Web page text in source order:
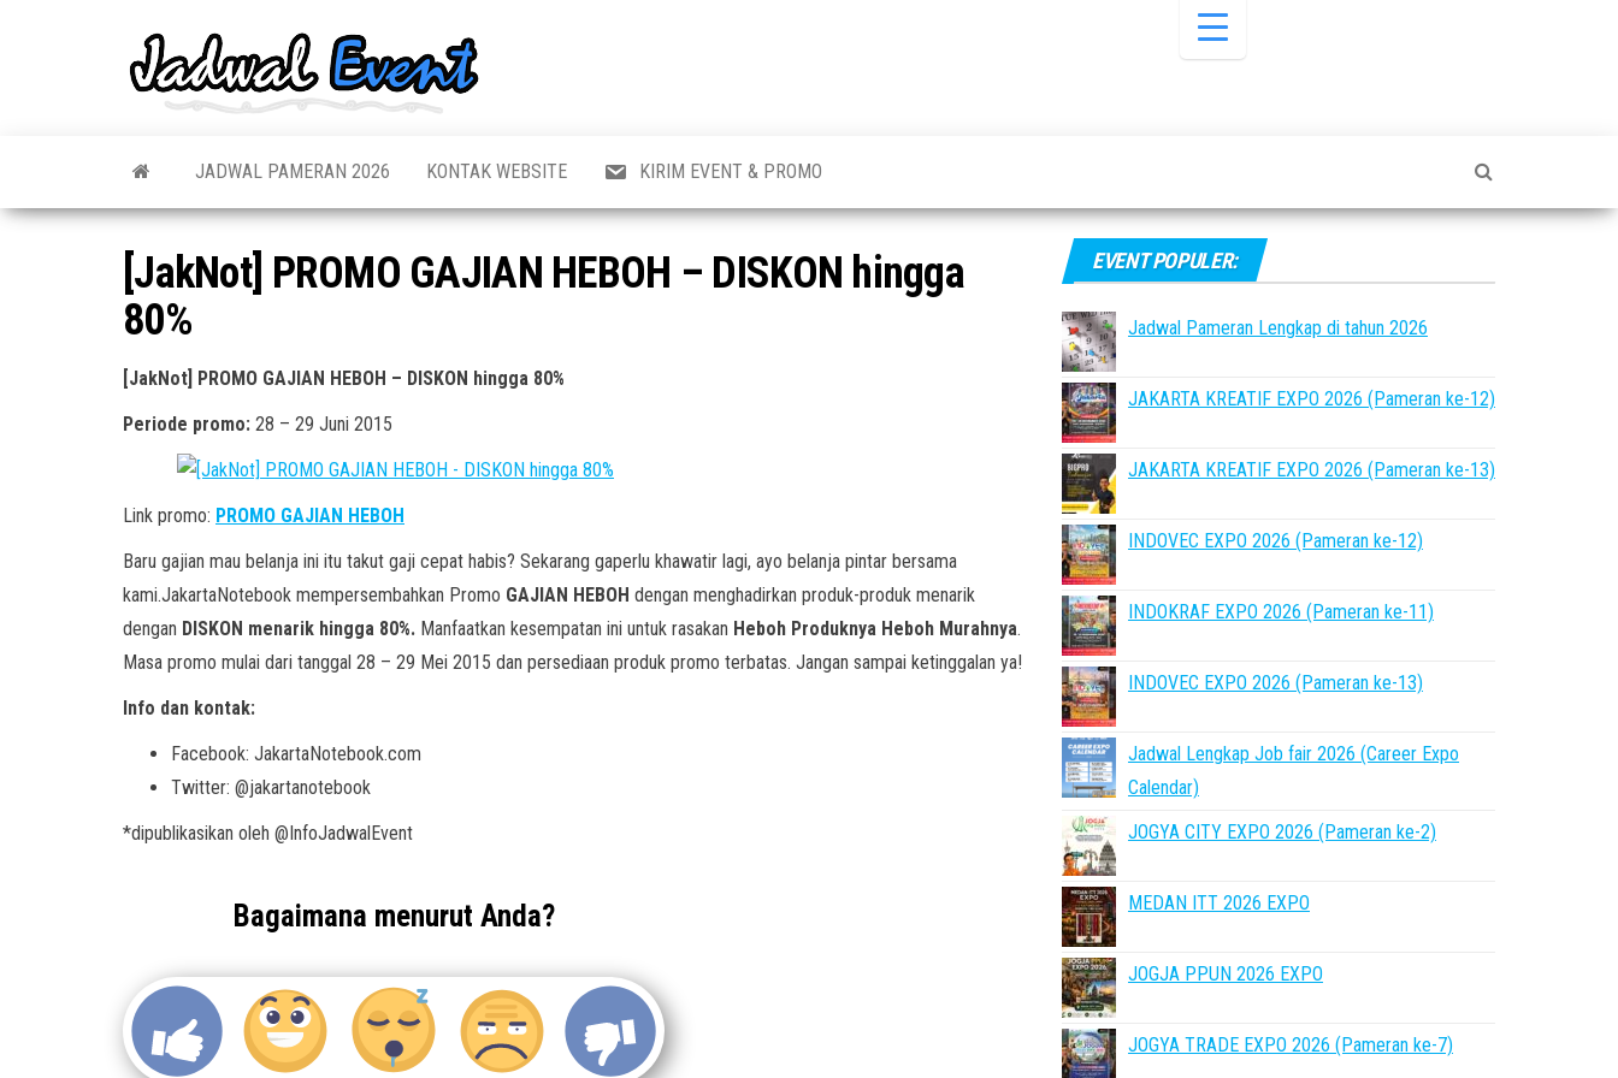
Pameran,
Acara &
Terbaru
Seminar,
Bazaar,
Job Fair,
Lomba dll.
JADWAL PAMERAN 2026 KONTAK WEBSITE KIRIM EVENT & PROMO
[JakNot] PROMO GAJIAN HEBOH – DISKON hingga
80%
[JakNot] PROMO GAJIAN HEBOH – DISKON hingga 80%
Periode promo: 28 – 29 Juni 2015
Link promo: PROMO GAJIAN HEBOH
Baru gajian mau belanja ini itu takut gaji cepat habis? Sekarang gaperlu khawatir lagi, ayo belanja pintar bersama
kami.JakartaNotebook mempersembahkan Promo GAJIAN HEBOH dengan menghadirkan produk-produk menarik
dengan DISKON menarik hingga 80%. Manfaatkan kesempatan ini untuk rasakan Heboh Produknya Heboh Murahnya.
Masa promo mulai dari tanggal 28 – 29 Mei 2015 dan persediaan produk promo terbatas. Jangan sampai ketinggalan ya!
Info dan kontak:
Facebook: JakartaNotebook.com
Twitter: @jakartanotebook
*dipublikasikan oleh @InfoJadwalEvent
Bagaimana menurut Anda?
EVENT POPULER:
Jadwal Pameran Lengkap di tahun 2026
JAKARTA KREATIF EXPO 2026 (Pameran ke-12)
JAKARTA KREATIF EXPO 2026 (Pameran ke-13)
INDOVEC EXPO 2026 (Pameran ke-12)
INDOKRAF EXPO 2026 (Pameran ke-11)
INDOVEC EXPO 2026 (Pameran ke-13)
Jadwal Lengkap Job fair 2026 (Career Expo
Calendar)
JOGYA CITY EXPO 2026 (Pameran ke-2)
MEDAN ITT 2026 EXPO
JOGJA PPUN 2026 EXPO
JOGYA TRADE EXPO 2026 (Pameran ke-7)